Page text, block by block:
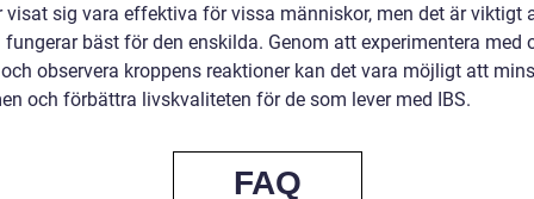
visat sig vara effektiva för vissa människor, men det är viktigt
fungerar bäst för den enskilda. Genom att experimentera med
observera kroppens reaktioner kan det vara möjligt att
och förbättra livskvaliteten för de som lever med IBS.
FAQ